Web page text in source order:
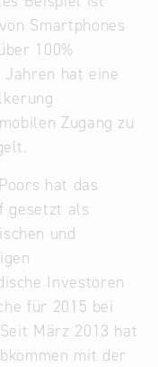
Smartphones
100%
hat eine
Zugang zu
hat das
gesetzt als
und
Investoren
für 2015 bei
März 2013 hat
mit der